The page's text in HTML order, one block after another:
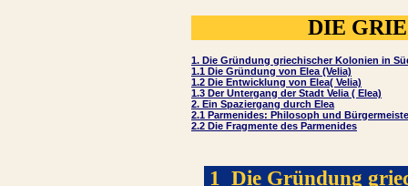
DIE
1. Die Gründung griechischer Kolonien in
1.1 Die Gründung von Elea (Velia)
1.2 Die Entwicklung von Elea( Velia)
1.3 Der Untergang der Stadt Velia ( Elea)
2. Ein Spaziergang durch Elea
2.1 Parmenides: Philosoph und
2.2 Die Fragmente des Parmenides
1 Die Gründung